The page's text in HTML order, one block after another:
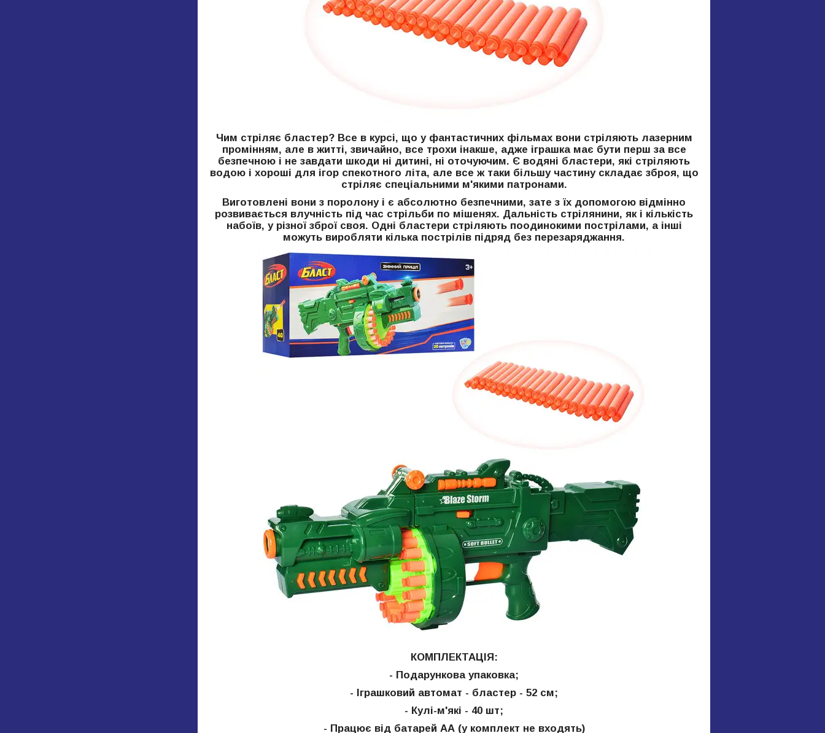
Чим стріляє бластер? Все в курсі, що у фантастичних фільмах вони стріляють лазерним
промінням, але в житті, звичайно, все трохи інакше, адже іграшка має бути перш за все
безпечною і не завдати шкоди ні дитині, ні оточуючим. Є водяні бластери, які стріляють
водою і хороші для ігор спекотного літа, але все ж таки більшу частину складає зброя, що
стріляє спеціальними м'якими патронами.
Виготовлені вони з поролону і є абсолютно безпечними, зате з їх допомогою відмінно
розвивається влучність під час стрільби по мішенях. Дальність стрілянини, як і кількість
набоїв, у різної зброї своя. Одні бластери стріляють поодинокими пострілами, а інші
можуть виробляти кілька пострілів підряд без перезаряджання.
КОМПЛЕКТАЦІЯ:
- Подарункова упаковка;
- Іграшковий автомат - бластер - 52 см;
- Кулі-м'які - 40 шт;
- Працює від батарей АА (у комплект не входять)